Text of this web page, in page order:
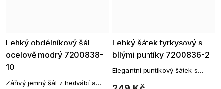
Lehký obdélníkový šál
ocelově modrý 7200838-
10
Zářivý jemný šál z hedvábí a
Lehký šátek tyrkysový s
bílými puntíky 7200836-2
Elegantní puntíkový šátek s